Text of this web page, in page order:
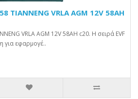
TIANNENG VRLA AGM 12V 58AH
VRLA AGM 12V 58AH c20. Η σειρά EVF
για εφαρμογέ..